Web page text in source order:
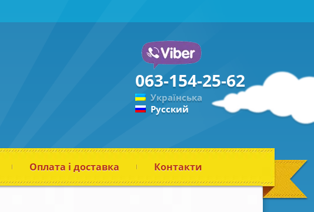
063-154-25-62
Українська
Русский
Оплата і доставка Контакти